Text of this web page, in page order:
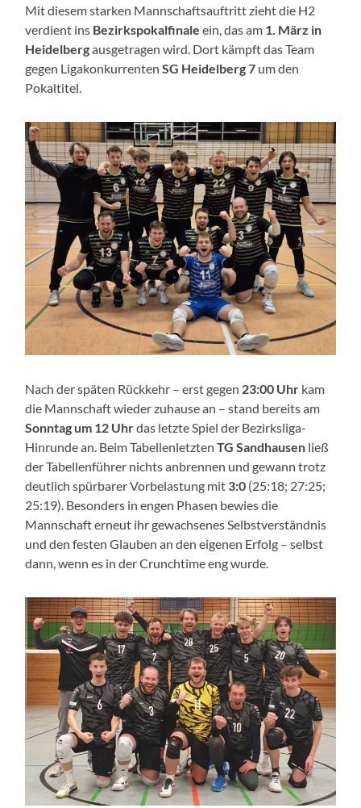
Mit diesem starken Mannschaftsauftritt zieht die H2
verdient ins Bezirkspokalfinale ein, das am 1. März in
Heidelbergausgetragen wird. Dort kämpft das Team
gegen LigakonkurrentenSG Heidelberg 7 um den
Pokaltitel.
Nach der späten Rückkehr – erst gegen 23:00 Uhr kam
die Mannschaft wieder zuhause an – stand bereits am
Sonntag um 12 Uhrdas letzte Spiel der Bezirksliga-
Hinrunde an. Beim TabellenletztenTG Sandhausen ließ
der Tabellenführer nichts anbrennen und gewann trotz
deutlich spürbarer Vorbelastung mit 3:0 (25:18; 27:25;
25:19). Besonders in engen Phasen bewies die
Mannschaft erneut ihr gewachsenes Selbstverständnis
und den festen Glauben an den eigenen Erfolg – selbst
dann, wenn es in der Crunchtime eng wurde.